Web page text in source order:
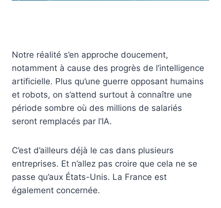
Notre réalité s’en approche doucement,
notamment à cause des progrès de l’intelligence
artificielle. Plus qu’une guerre opposant humains
et robots, on s’attend surtout à connaître une
période sombre où des millions de salariés
seront remplacés par l’IA.
C’est d’ailleurs déjà le cas dans plusieurs
entreprises. Et n’allez pas croire que cela ne se
passe qu’aux États-Unis. La France est
également concernée.